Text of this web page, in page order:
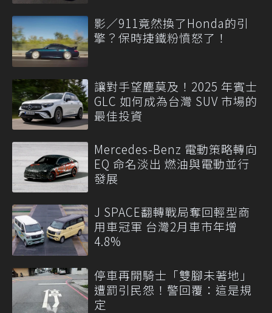
影／911竟然換了Honda的引
擎？保時捷鐵粉憤怒了！
讓對手望塵莫及！2025 年賓士
GLC 如何成為台灣 SUV 市場的
最佳投資
Mercedes-Benz 電動策略轉向
EQ 命名淡出 燃油與電動並行
發展
J SPACE翻轉戰局奪回輕型商
用車冠軍 台灣2月車市年增
4.8%
停車再開騎士「雙腳未著地」
遭罰引民怨！警回覆：這是規
定